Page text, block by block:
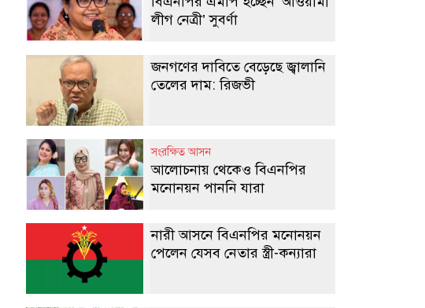
লীগ নেত্রী’ সুবর্ণা
জনগণের দাবিতে বেড়েছে জ্বালানি
তেলের দাম: রিজভী
সংরক্ষিত আসন
আলোচনায় থেকেও বিএনপির
মনোনয়ন পাননি যারা
নারী আসনে বিএনপির মনোনয়ন
পেলেন যেসব নেতার স্ত্রী-কন্যারা